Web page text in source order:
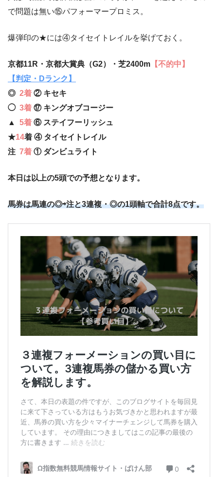
で問題は無い⑮パフォーマープロミス。
爆弾印の★には④タイセイトレイルを挙げておく。
京都11R・京都大賞典（G2）・芝2400m 【不的中】
【判定・Dランク】
◎ 2着 ② キセキ
◯ 3着 ⑰ キングオブコージー
▲
5着 ⑥ ステイフーリッシュ
★14着 ④ タイセイトレイル
注 7着 ① ダンビュライト
本日は以上の5頭での予想となります。
馬券は馬連の◎⇨注と3連複・◎の1頭軸で合計8点です。